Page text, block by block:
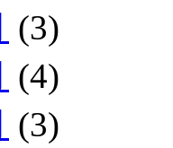
(3)
(4)
(3)